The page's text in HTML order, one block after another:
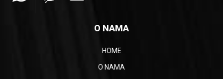
O NAMA
HOME
O NAMA